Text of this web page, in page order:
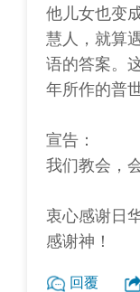
他儿女也变
慧人，就算
语的答案。
年所作的普
宣告：
我们教会，
衷心感谢日
感谢神！
回覆